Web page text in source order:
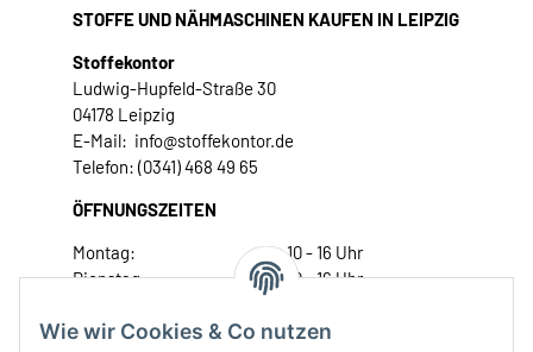
Wie wir Cookies & Co nutzen
STOFFE UND NÄHMASCHINEN KAUFEN IN LEIPZIG
Stoffekontor
Ludwig-Hupfeld-Straße 30
04178 Leipzig
E-Mail: info@stoffekontor.de
Telefon: (0341) 468 49 65
ÖFFNUNGSZEITEN
Montag:
10 - 16 Uhr
Dienstag:
10 - 16 Uhr
Donnerstag:
10 - 18 Uhr